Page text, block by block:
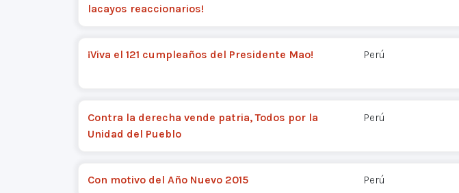
lacayos reaccionarios!
¡Viva el 121 cumpleaños del Presidente Mao! Perú
Contra la derecha vende patria, Todos por la
Unidad del Pueblo
Perú
Con motivo del Año Nuevo 2015 Perú